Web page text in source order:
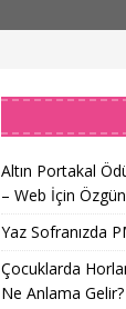
Altın Portakal
– Web İçin
Yaz Sofranızda
Çocuklarda
Ne Anlama Gelir?